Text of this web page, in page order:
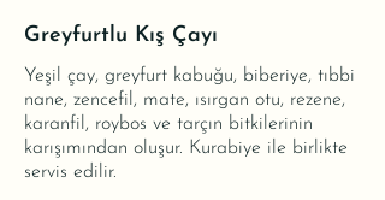
Greyfurtlu Kış Çayı
Yeşil çay, greyfurt kabuğu, biberiye, tıbbi
nane, zencefil, mate, ısırgan otu, rezene,
karanfil, roybos ve tarçın bitkilerinin
karışımından oluşur. Kurabiye ile birlikte
servis edilir.